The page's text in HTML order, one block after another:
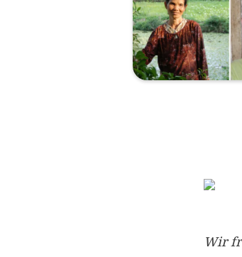
Wir